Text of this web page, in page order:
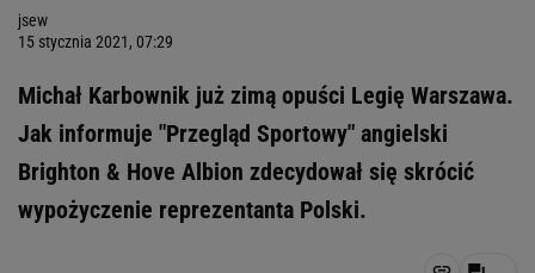
jsew
15 stycznia 2021, 07:29
Michał Karbownik już zimą opuści Legię Warszawa.
Jak informuje "Przegląd Sportowy" angielski
Brighton & Hove Albion zdecydował się skrócić
wypożyczenie reprezentanta Polski.